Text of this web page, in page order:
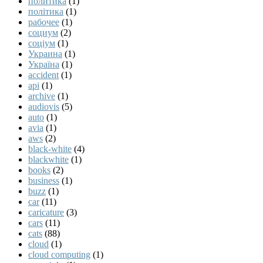
політика (1)
рабочее (1)
социум (2)
соціум (1)
Украина (1)
Україна (1)
accident (1)
api (1)
archive (1)
audiovis (5)
auto (1)
avia (1)
aws (2)
black-white (4)
blackwhite (1)
books (2)
business (1)
buzz (1)
car (11)
caricature (3)
cars (11)
cats (88)
cloud (1)
cloud computing (1)